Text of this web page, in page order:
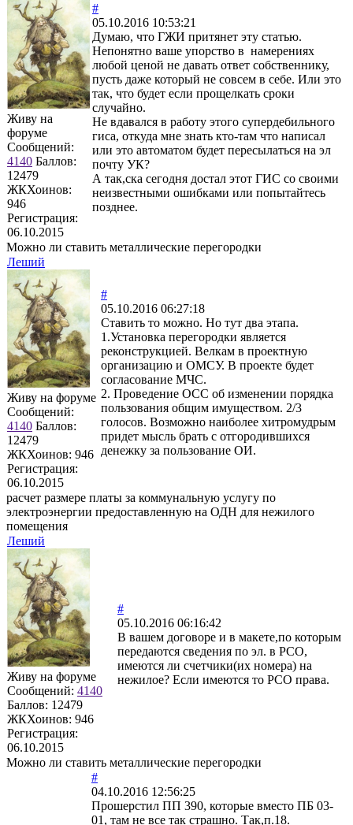
Живу на
форуме
Сообщений:
4140 Баллов:
12479
ЖКХоинов:
946
Регистрация:
06.10.2015
#
05.10.2016 10:53:21
Думаю, что ГЖИ притянет эту статью.
Непонятно ваше упорство в намерениях
любой ценой не давать ответ собственнику,
пусть даже который не совсем в себе. Или это
так, что будет если прощелкать сроки
случайно.
Не вдавался в работу этого супердебильного
гиса, откуда мне знать кто-там что написал
или это автоматом будет пересылаться на эл
почту УК?
А так,ска сегодня достал этот ГИС со своими
неизвестными ошибками или попытайтесь
позднее.
Можно ли ставить металлические перегородки
Леший
Живу на форуме
Сообщений:
4140 Баллов:
12479
ЖКХоинов: 946
Регистрация:
06.10.2015
#
05.10.2016 06:27:18
Ставить то можно. Но тут два этапа.
1.Установка перегородки является
реконструкцией. Велкам в проектную
организацию и ОМСУ. В проекте будет
согласование МЧС.
2. Проведение ОСС об изменении порядка
пользования общим имуществом. 2/3
голосов. Возможно наиболее хитромудрым
придет мысль брать с отгородившихся
денежку за пользование ОИ.
расчет размере платы за коммунальную услугу по
электроэнергии предоставленную на ОДН для нежилого
помещения
Леший
Живу на форуме
Сообщений: 4140
Баллов: 12479
ЖКХоинов: 946
Регистрация:
06.10.2015
#
05.10.2016 06:16:42
В вашем договоре и в макете,по которым
передаются сведения по эл. в РСО,
имеются ли счетчики(их номера) на
нежилое? Если имеются то РСО права.
Можно ли ставить металлические перегородки
#
04.10.2016 12:56:25
Прошерстил ПП 390, которые вместо ПБ 03-
01, там не все так страшно. Так,п.18.